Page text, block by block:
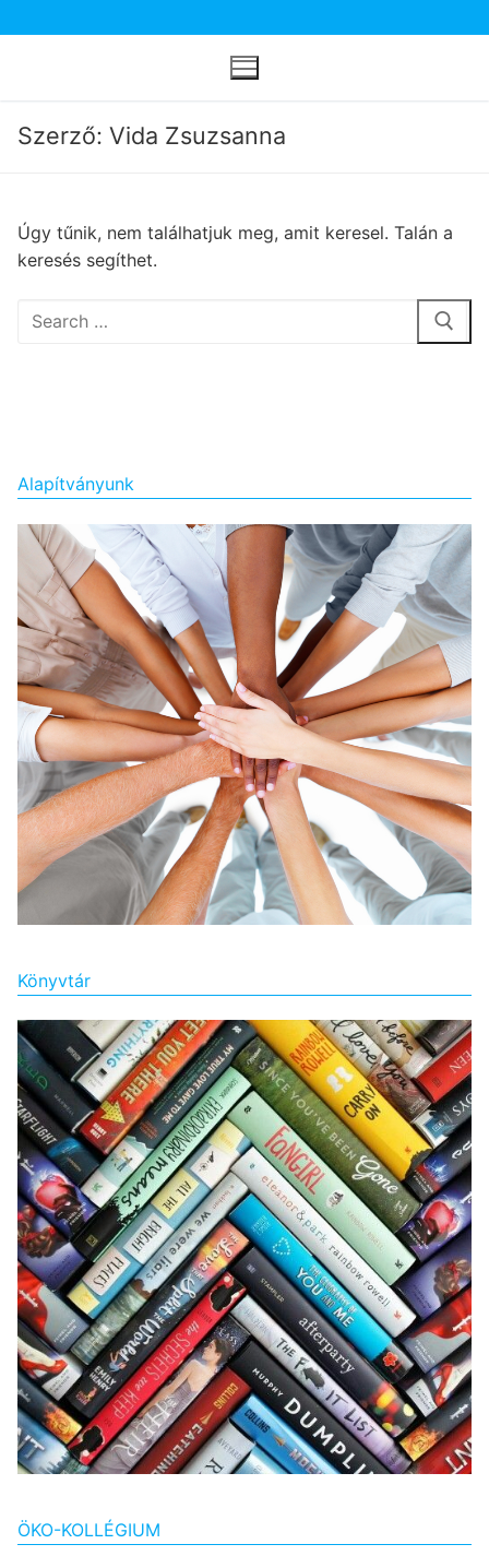
a
Szerző: Vida Zsuzsanna
Úgy tűnik, nem találhatjuk meg, amit keresel. Talán a
keresés segíthet.
Keresése:
Alapítványunk
Könyvtár
ÖKO-KOLLÉGIUM